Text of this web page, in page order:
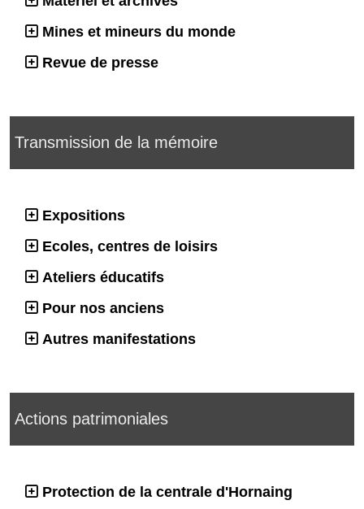
Mines et mineurs du monde
Revue de presse
Transmission de la mémoire
Expositions
Ecoles, centres de loisirs
Ateliers éducatifs
Pour nos anciens
Autres manifestations
Actions patrimoniales
Protection de la centrale d'Hornaing